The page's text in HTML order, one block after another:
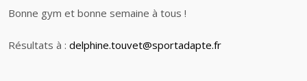
Bonne gym et bonne semaine à tous !
Résultats à : delphine.touvet@sportadapte.fr